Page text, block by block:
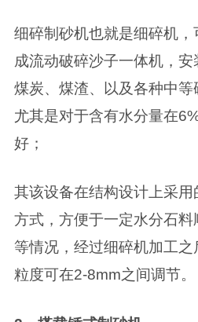
细碎制砂机也就是细碎机
成流动破碎沙子一体机，
煤炭、煤渣、以及各种中等
尤其是对于含有水分量在
好；
其该设备在结构设计上采用
方式，方便于一定水分石
等情况，经过细碎机加工
粒度可在2-8mm之间调节。